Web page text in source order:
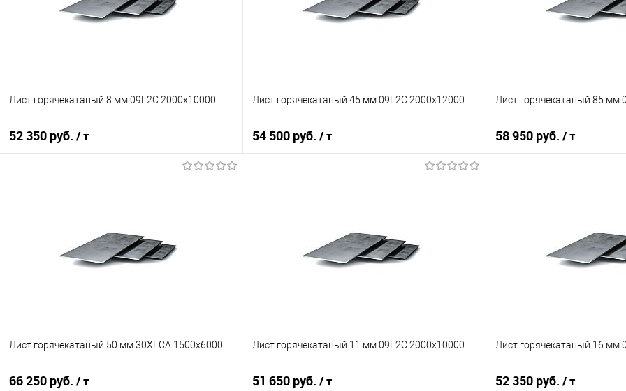
Лист горячекатаный 8 мм 09Г2С 2000х10000
52 350 руб. / т
В избранное
Под заказ
Лист горячекатаный 45 мм 09Г2С 2000х12000
54 500 руб. / т
В избранное
Под заказ
Лист горячекатаный 85 мм
58 950 руб. / т
В избранное
Лист горячекатаный 50 мм 30ХГСА 1500х6000
66 250 руб. / т
Лист горячекатаный 11 мм 09Г2С 2000х10000
51 650 руб. / т
Лист горячекатаный 16 мм
52 350 руб. / т